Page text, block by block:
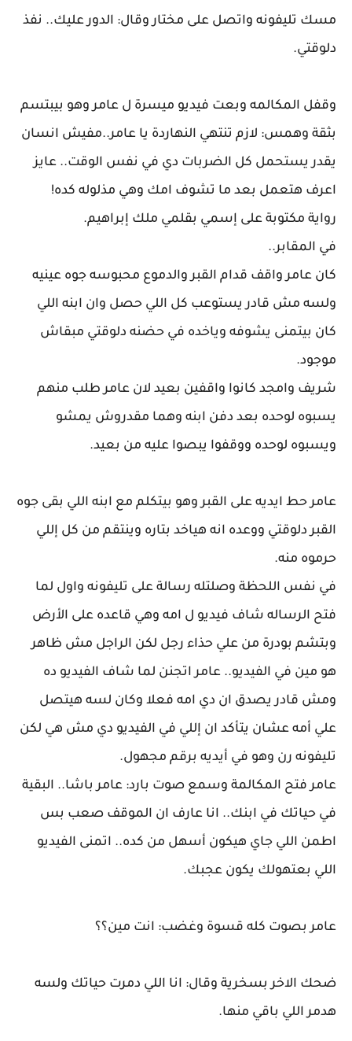
مسك تليفونه واتصل على مختار وقال: الدور عليك.. نفذ
دلوقتي.
وقفل المكالمه وبعت فيديو ميسرة ل عامر وهو بيبتسم
بثقة وهمس: لازم تنتهي النهاردة يا عامر..مفيش انسان
يقدر يستحمل كل الضربات دي في نفس الوقت.. عايز
اعرف هتعمل بعد ما تشوف امك وهي مذلوله كده!
رواية مكتوبة على إسمي بقلمي ملك إبراهيم.
في المقابر..
كان عامر واقف قدام القبر والدموع محبوسه جوه عينيه
ولسه مش قادر يستوعب كل اللي حصل وان ابنه اللي
كان بيتمنى يشوفه وياخده في حضنه دلوقتي مبقاش
موجود.
شريف وامجد كانوا واقفين بعيد لان عامر طلب منهم
يسبوه لوحده بعد دفن ابنه وهما مقدروش يمشو
ويسبوه لوحده ووقفوا يبصوا عليه من بعيد.
عامر حط ايديه على القبر وهو بيتكلم مع ابنه اللي بقى جوه
القبر دلوقتي ووعده انه هياخد بتاره وينتقم من كل إللي
حرموه منه.
في نفس اللحظة وصلتله رسالة على تليفونه واول لما
فتح الرساله شاف فيديو ل امه وهي قاعده على الأرض
وبتشم بودرة من علي حذاء رجل لكن الراجل مش ظاهر
هو مين في الفيديو.. عامر اتجنن لما شاف الفيديو ده
ومش قادر يصدق ان دي امه فعلا وكان لسه هيتصل
علي أمه عشان يتأكد ان إللي في الفيديو دي مش هي لكن
تليفونه رن وهو في أيديه برقم مجهول.
عامر فتح المكالمة وسمع صوت بارد: عامر باشا.. البقية
في حياتك في ابنك.. انا عارف ان الموقف صعب بس
اطمن اللي جاي هيكون أسهل من كده.. اتمنى الفيديو
اللي بعتهولك يكون عجبك.
عامر بصوت كله قسوة وغضب: انت مين؟؟
ضحك الاخر بسخرية وقال: انا اللي دمرت حياتك ولسه
هدمر اللي باقي منها.